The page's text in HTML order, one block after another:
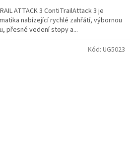
ATTACK 3 ContiTrailAttack 3 je
nabízející rychlé zahřátí, výbornou
přesné vedení stopy a...
Kód: UG5023